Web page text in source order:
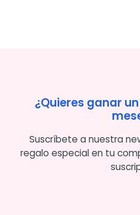
¿Quieres ganar un
Suscríbete a nuestra
regalo especial en tu